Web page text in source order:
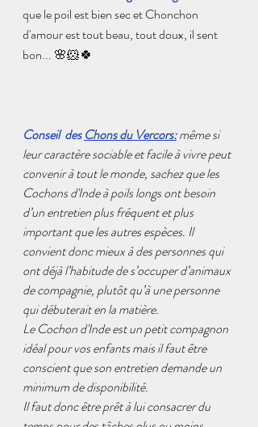
que le poil est bien sec et Chonchon
d'amour est tout beau, tout doux, il sent
bon... 🌸🐹🍀
Conseil  des Chons du Vercors:même si
leur caractère sociable et facile à vivre peut
convenir à tout le monde, sachez que les
Cochons d'Inde à poils longs ont besoin
d’un entretien plus fréquent et plus
important que les autres espèces. Il
convient donc mieux à des personnes qui
ont déjà l’habitude de s’occuper d’animaux
de compagnie, plutôt qu’à une personne
qui débuterait en la matière.
Le Cochon d'Inde est un petit compagnon
idéal pour vos enfants mais il faut être
conscient que son entretien demande un
minimum de disponibilité.
Il faut donc être prêt à lui consacrer du